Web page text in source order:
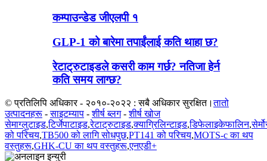
कम्पाउन्डेड जीएलपी १
GLP-1 को बारेमा तपाईंलाई कति थाहा छ?
रेटाट्रुटाइडले कसरी काम गर्छ? नतिजा हेर्न
कति समय लाग्छ?
© प्रतिलिपि अधिकार - २०१०-२०२२ : सबै अधिकार सुरक्षित।तातो
उत्पादनहरू -साइटम्याप -शीर्ष ब्लग-शीर्ष खोज
सेमाग्लुटाइड,टिर्जेपाटाइड,रेटाट्रुटाइड,क्याग्रिलिन्टाइड,डिफेलाइकेफालिन,
को परिचय,TB500 को लागि सोधपुछ,PT141 को परिचय,MOTS-c का थप
वस्तुहरू,GHK-CU का थप वस्तुहरू,एनएडी+